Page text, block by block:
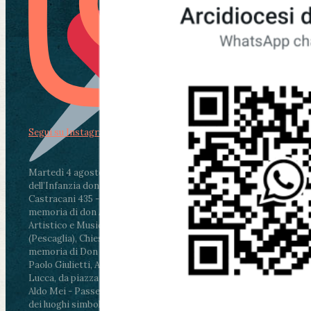
Martedì 4 agosto2026
ore 11:30 - Lucca, Scuola
dell’Infanzia don Aldo Mei - Viale Castruccio
Castracani 435 - Inaugurazione murales in
memoria di don Aldo Mei curato dal Liceo
Artistico e Musicale “Passaglia”
ore 18 - Fiano
(Pescaglia), Chiesa parrocchiale - Messa in
memoria di Don Aldo Mei celebrata da mons.
Paolo Giulietti, Arcivescovo di Lucca
ore 20.30 -
Lucca, da piazza San Michele al Cippo di don
Aldo Mei - Passeggiata della Memoria in alcuni
dei luoghi simbolo della città. Ritrovo alle ore
Segui su Instagram